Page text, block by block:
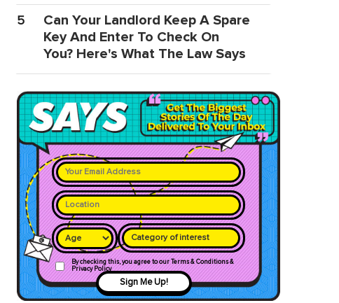
5
Can Your Landlord Keep A Spare
Key And Enter To Check On
You? Here's What The Law Says
Category of interest
By checking this, you agree to our Terms & Conditions &
Privacy Policy
Sign Me Up!